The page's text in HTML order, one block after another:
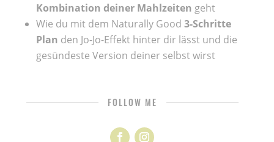
Kombination deiner Mahlzeiten geht
Wie du mit dem Naturally Good3-Schritte
Plan den Jo-Jo-Effekt hinter dir lässt und die
gesündeste Version deiner selbst wirst
FOLLOW ME